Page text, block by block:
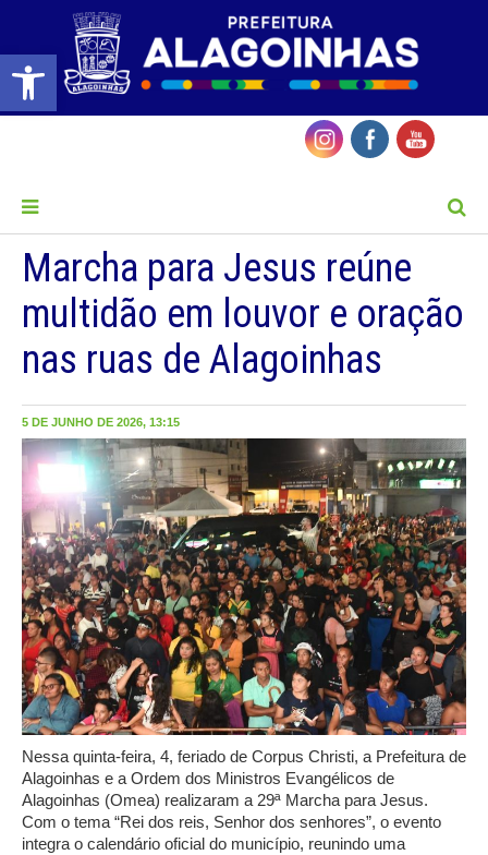
Barra de Ferramentas Aberta
Marcha para Jesus reúne
multidão em louvor e oração
nas ruas de Alagoinhas
5 DE JUNHO DE 2026, 13:15
Nessa quinta-feira, 4, feriado de Corpus Christi, a Prefeitura de
Alagoinhas e a Ordem dos Ministros Evangélicos de
Alagoinhas (Omea) realizaram a 29ª Marcha para Jesus.
Com o tema “Rei dos reis, Senhor dos senhores”, o evento
integra o calendário oficial do município, reunindo uma